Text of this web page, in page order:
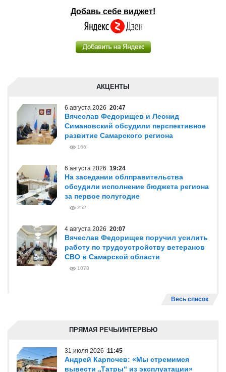
Добавь себе виджет!
АКЦЕНТЫ
6 августа 2026 20:47
Вячеслав Федорищев и Леонид
Симановский обсудили перспективное
развитие Самарского региона
166
6 августа 2026 19:24
На заседании облправительства
обсудили исполнение бюджета региона
за первое полугодие
252
4 августа 2026 20:07
Вячеслав Федорищев поручил усилить
работу по трудоустройству ветеранов
СВО в Самарской области
1078
Весь список
ПРЯМАЯ РЕЧЬ/ИНТЕРВЬЮ
31 июля 2026 11:45
Андрей Карпочев: «Мы стремимся
вывести „Татры“ из эксплуатации»